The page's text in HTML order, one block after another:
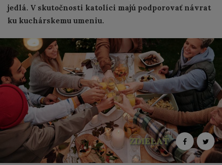
jedlá. V skutočnosti katolíci majú podporovať návrat
ku kuchárskemu umeniu.
ZDIELAŤ